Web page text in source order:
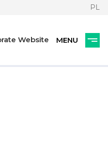
PL
Website